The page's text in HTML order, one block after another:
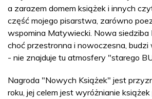
a zarazem domem książek i innych
część mojego pisarstwa, zarówno
wspomina Matywiecki. Nowa siedziba
choć przestronna i nowoczesna,
- nie znajduje tu atmosfery "starego
Nagroda "Nowych Książek" jest
roku, jej celem jest wyróżnianie